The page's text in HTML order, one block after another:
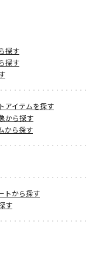
探す
探す
アイテムを探す
から探す
から探す
トから探す
す